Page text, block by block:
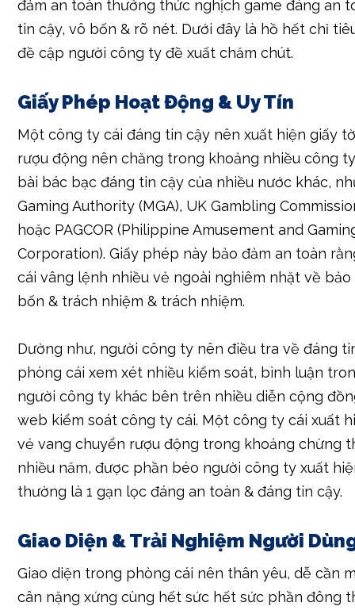
vấn đề chọn mua 1 công ty cáitài ngất trực
cậy là băn khoăn cân nặng đề cập thấp nhất
đảm an toàn thưởng thức nghịch game đáng an
tin cậy, vô bốn & rõ nét. Dưới đây là hồ hết chỉ
đề cập người công ty đề xuất chăm chút.
Giấy Phép Hoạt Động & Uy Tín
Một công ty cái đáng tin cậy nên xuất hiện giấy
bài bác bạc đáng tin cậy của nhiều nước khác,
Gaming Authority (MGA), UK Gambling
hoặc PAGCOR (Philippine Amusement and
Corporation). Giấy phép này bảo đảm an toàn
cái vâng lệnh nhiều vẻ ngoài nghiêm nhặt về
bốn & trách nhiệm & trách nhiệm.
Dường như, người công ty nên điều tra về đáng
phòng cái xem xét nhiều kiểm soát, bình luận
người công ty khác bên trên nhiều diễn cộng
web kiểm soát công ty cái. Một công ty cái xuất
vẻ vang chuyển rượu động trong khoảng chừng